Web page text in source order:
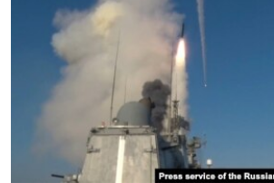
ТЕЛЕПРОЕКТ КРЫМ.РЕАЛИИ
СОВЕТЫ ПРАВОЗАЩИТНИКОВ
ПРОПАВШИЕ БЕЗ ВЕСТИ
ПОБЕДИТЕЛЕЙ НЕ СУДЯТ?
КРЫМ.НЕПОКОРЕННЫЙ
ELIFBE
Українською
Qırımtatar
ПРИСОЕДИНЯЙТЕСЬ!